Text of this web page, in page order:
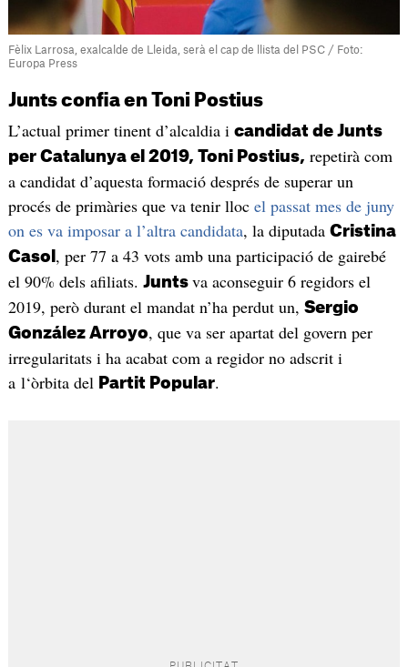
Fèlix Larrosa, exalcalde de Lleida, serà el cap de llista del PSC / Foto:
Europa Press
Junts confia en Toni Postius
L’actual primer tinent d’alcaldia i candidat de Junts
per Catalunya el 2019, Toni Postius, repetirà com
a candidat d’aquesta formació després de superar un
procés de primàries que va tenir lloc el passat mes de juny
on es va imposar a l’altra candidata, la diputada Cristina
Casol , per 77 a 43 vots amb una participació de gairebé
el 90% dels afiliats. Junts va aconseguir 6 regidors el
2019, però durant el mandat n’ha perdut un, Sergio
González Arroyo, que va ser apartat del govern per
irregularitats i ha acabat com a regidor no adscrit i
a l‘òrbita del Partit Popular.